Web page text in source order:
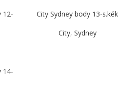
12-
City Sydney body 13-s.kék
City, Sydney
14-